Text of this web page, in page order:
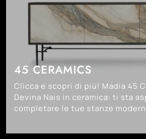
45 CERAMICS
Clicca e scopri di più! Madia 45
Devina Nais in ceramica: ti sta
completare le tue stanze